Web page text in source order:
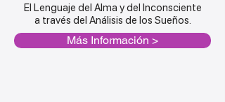
El Lenguaje del Alma y del Inconsciente
a través del Análisis de los Sueños.
Más Información >